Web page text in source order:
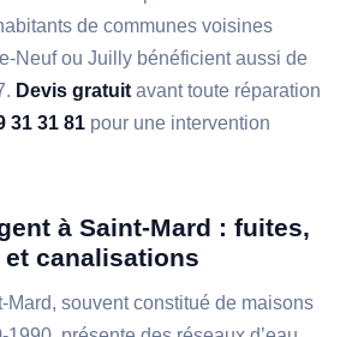
de communes voisines
Neuf ou Juilly bénéficient aussi de
Devis gratuitavant toute réparation
31 31 81 pour une intervention
à Saint-Mard : fuites,
et canalisations
Mard, souvent constitué de maisons